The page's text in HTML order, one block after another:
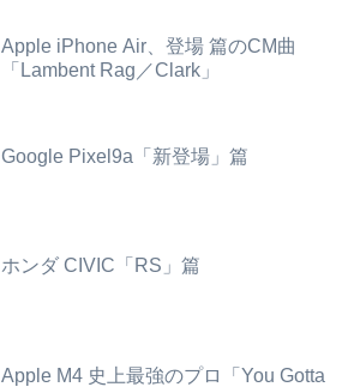
Apple iPhone Air、登場 篇のCM曲
「Lambent Rag／Clark」
Google Pixel9a「新登場」篇
ホンダ CIVIC「RS」篇
Apple M4 史上最強のプロ「You Gotta